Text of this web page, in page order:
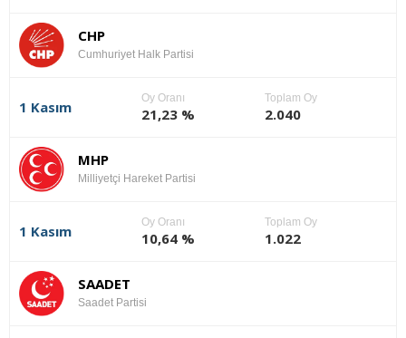
CHP
Cumhuriyet Halk Partisi
1 Kasım
Oy Oranı
21,23 %
Toplam Oy
2.040
MHP
Milliyetçi Hareket Partisi
1 Kasım
Oy Oranı
10,64 %
Toplam Oy
1.022
SAADET
Saadet Partisi